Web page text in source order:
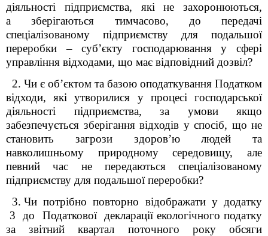
діяльності підприємства, які не захоронюються,
а зберігаються тимчасово, до передачі
спеціалізованому підприємству для подальшої
переробки – суб’єкту господарювання у сфері
управління відходами, що має відповідний дозвіл?
2. Чи є об’єктом та базою оподаткування Податком
відходи, які утворилися у процесі господарської
діяльності підприємства, за умови якщо
забезпечується зберігання відходів у спосіб, що не
становить загрози здоров’ю людей та
навколишньому природному середовищу, але
певний час не передаються спеціалізованому
підприємству для подальшої переробки?
3. Чи потрібно повторно відображати у додатку
3 до Податкової декларації екологічного податку
за звітний квартал поточного року обсяги